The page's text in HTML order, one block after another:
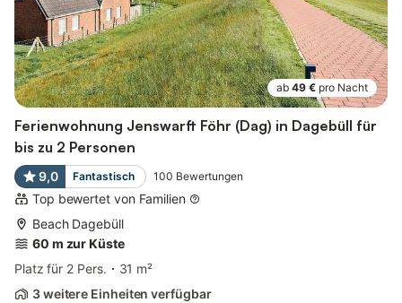
ab 49 € pro Nacht
Ferienwohnung Jenswarft Föhr (Dag) in Dagebüll für
bis zu 2 Personen
9,0 Fantastisch 100 Bewertungen
Top bewertet von Familien
Beach Dagebüll
60 m zur Küste
Platz für 2 Pers.
31 m²
3 weitere Einheiten verfügbar